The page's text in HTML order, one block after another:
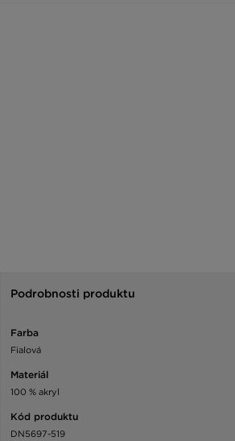
Podrobnosti produktu
Farba
Fialová
Materiál
100 % akryl
Kód produktu
DN5697-519